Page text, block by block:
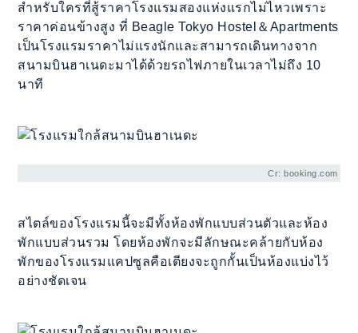
สำหรับใครที่สู้ราคาโรงแรมสองแห่งแรกไม่ไหวเพราะ
ราคาค่อนข้างสูง ที่ Beagle Tokyo Hostel＆Apartments
เป็นโรงแรมราคาไม่แรงนักและสามารถเดินทางจาก
สนามบินฮาเนดะมาได้ด้วยรถไฟภายในเวลาไม่ถึง 10
นาที
Cr: booking.com
สไตล์ของโรงแรมนี้จะมีทั้งห้องพักแบบส่วนตัวและห้อง
พักแบบส่วนรวม โดยห้องพักจะมีลักษณะคล้ายกับห้อง
พักของโรงแรมแคปซูลคือเตียงจะถูกกั้นเป็นห้องแบ่งไว้
อย่างชัดเจน